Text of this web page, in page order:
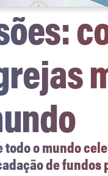
o mundo
de fundos